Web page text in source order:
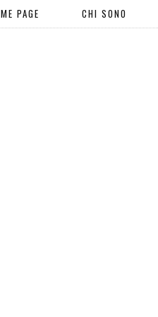
PAGE CHI SONO